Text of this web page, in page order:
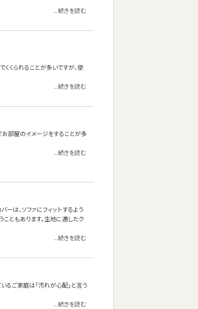
...続きを読む
くくられることが多いですが、使
...続きを読む
お部屋のイメージをすることが多
...続きを読む
は、ソファにフィッ卜するよう
ともあります。生地に適したク
...続きを読む
るご家庭は「汚れが心配」と言う
...続きを読む